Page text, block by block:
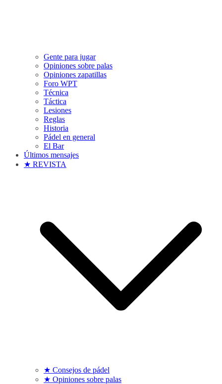
Gente para jugar
Opiniones sobre palas
Opiniones zapatillas
Foro WPT
Técnica
Táctica
Lesiones
Reglas
Historia
Pádel en general
El Bar
Últimos mensajes
★ REVISTA
★ Consejos de pádel
★ Opiniones sobre palas